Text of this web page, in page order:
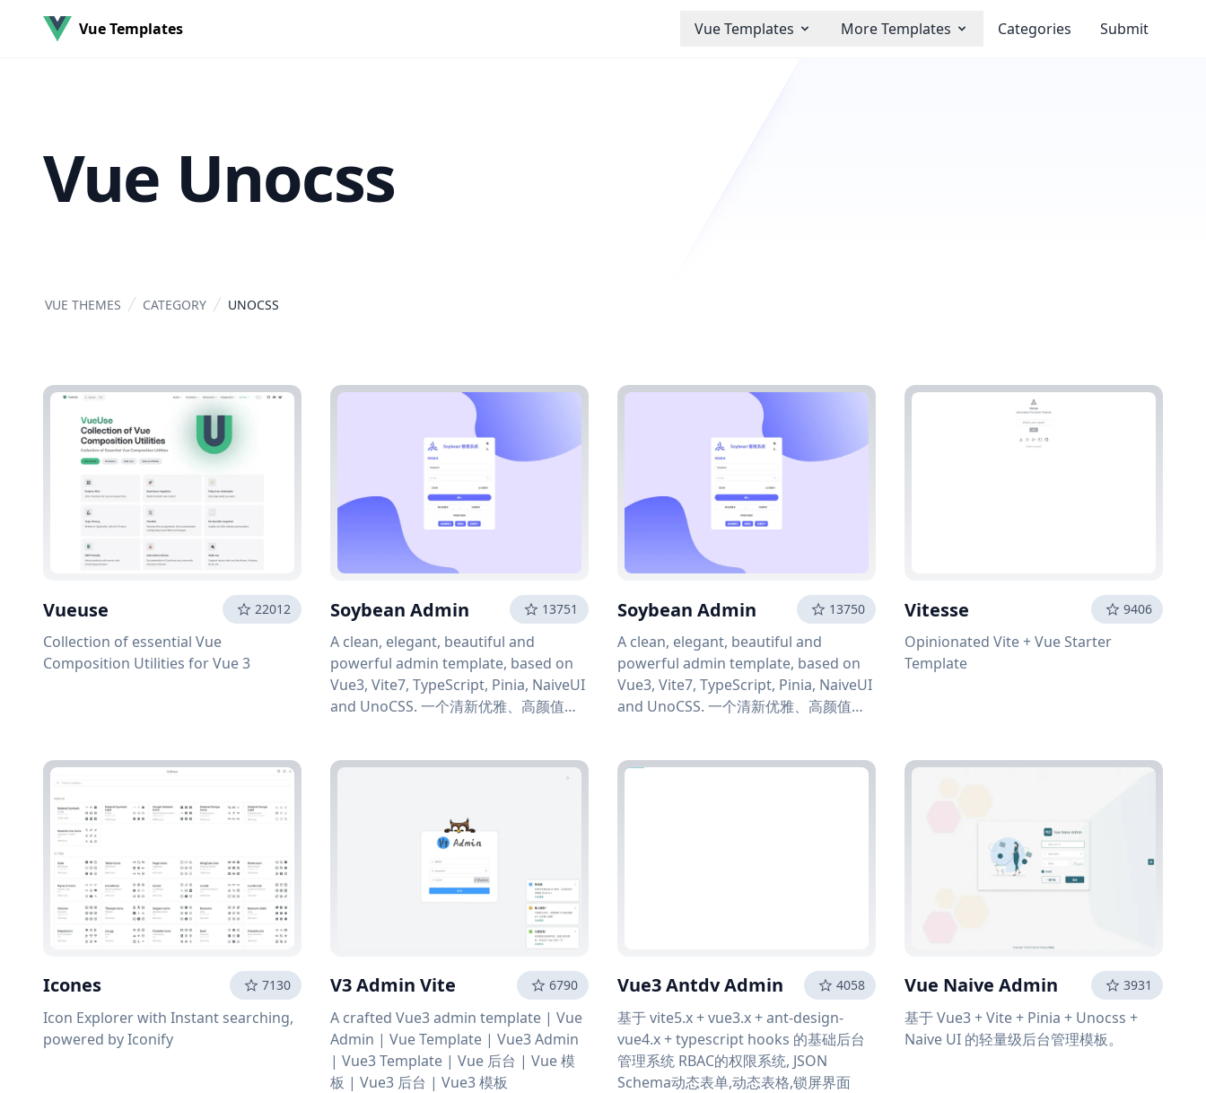
Vue Templates Vue Templates More Templates Categories Submit
Vue Unocss
VUE THEMES CATEGORY UNOCSS
Vueuse 22012
Collection of essential Vue
Composition Utilities for Vue 3
Soybean Admin 13751
A clean, elegant, beautiful and
powerful admin template, based on
Vue3, Vite7, TypeScript, Pinia, NaiveUI
and UnoCSS. 一个清新优雅、高颜值且
TypeScript, Pinia, NaiveUI 和
Soybean Admin 13750
A clean, elegant, beautiful and
powerful admin template, based on
Vue3, Vite7, TypeScript, Pinia, NaiveUI
and UnoCSS. 一个清新优雅、高颜值且
TypeScript, Pinia, NaiveUI 和
Vitesse 9406
Opinionated Vite + Vue Starter
Template
Icones 7130
Icon Explorer with Instant searching,
powered by Iconify
V3 Admin Vite 6790
A crafted Vue3 admin template | Vue
Admin | Vue Template | Vue3 Admin
| Vue3 Template | Vue 后台 | Vue 模
板 | Vue3 后台 | Vue3 模板
Vue3 Antdv Admin 4058
基于 vite5.x + vue3.x + ant-design-
vue4.x + typescript hooks 的基础后台
管理系统 RBAC的权限系统, JSON
Schema动态表单,动态表格,锁屏界面
Vue Naive Admin 3931
基于 Vue3 + Vite + Pinia + Unocss +
Naive UI 的轻量级后台管理模板。